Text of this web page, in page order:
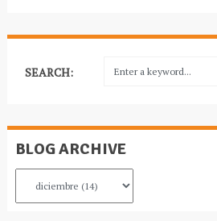
SEARCH:
BLOG ARCHIVE